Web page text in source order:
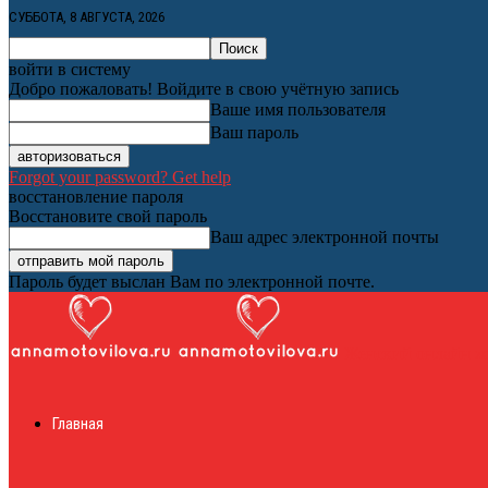
СУББОТА, 8 АВГУСТА, 2026
войти в систему
Добро пожаловать! Войдите в свою учётную запись
Ваше имя пользователя
Ваш пароль
Forgot your password? Get help
восстановление пароля
Восстановите свой пароль
Ваш адрес электронной почты
Пароль будет выслан Вам по электронной почте.
Главная